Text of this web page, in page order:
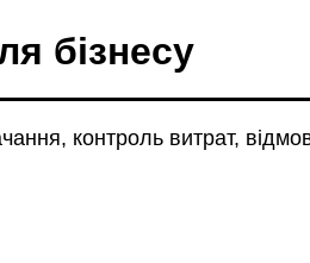
бізнесу
контроль витрат,